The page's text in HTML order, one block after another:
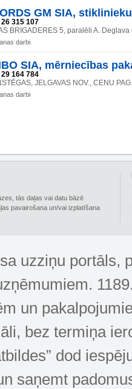
GM SIA,
315 107
BRIGADERES 5, paralēli A. Deglava
darbi
SIA, mērniecības
164 784
JELGAVAS NOV., CENU
darbi
tās daļas vai datu bāzē
pavairošana un/vai izplatīšana
uzziņu portāls,
un
bez termiņa
dod
saņemt